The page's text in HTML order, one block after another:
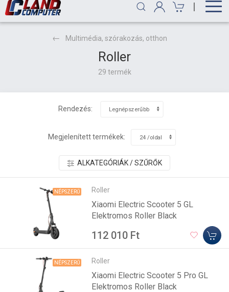
|
Multimédia, szórakozás, otthon
Roller
29 termék
Rendezés:
Megjelenített termékek:
ALKATEGÓRIÁK / SZŰRŐK
NÉPSZERŰ Roller
Xiaomi Electric Scooter 5 GL
Elektromos Roller Black
112 010 Ft
NÉPSZERŰ Roller
Xiaomi Electric Scooter 5 Pro GL
Elektromos Roller Black